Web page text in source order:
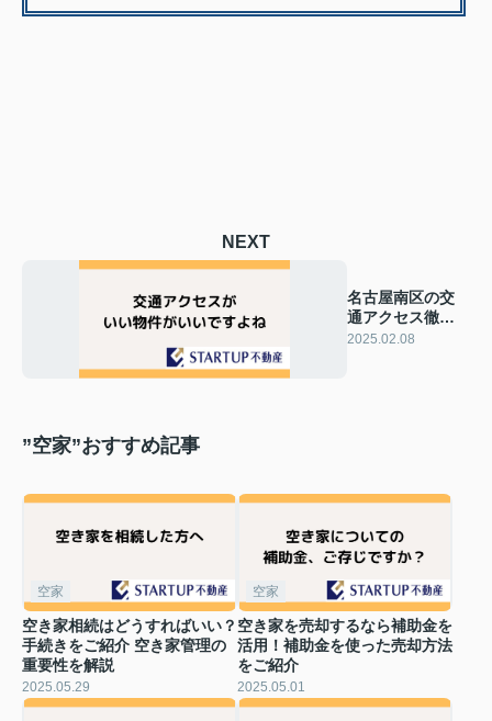
NEXT
名古屋南区の交
通アクセス徹底
解説！理想の住
2025.02.08
”空家”おすすめ記事
空家
空き家相続はどうすればいい？
手続きをご紹介 空き家管理の
重要性を解説
2025.05.29
空家
空き家を売却するなら補助金を
活用！補助金を使った売却方法
をご紹介
2025.05.01